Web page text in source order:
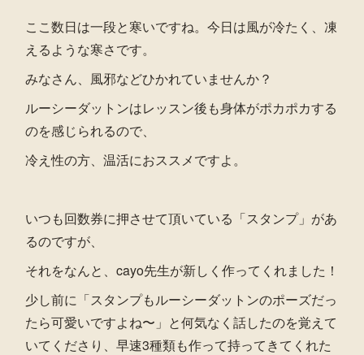
ここ数日は一段と寒いですね。今日は風が冷たく、凍
えるような寒さです。
みなさん、風邪などひかれていませんか？
ルーシーダットンはレッスン後も身体がポカポカする
のを感じられるので、
冷え性の方、温活におススメですよ。
いつも回数券に押させて頂いている「スタンプ」があ
るのですが、
それをなんと、cayo先生が新しく作ってくれました！
少し前に「スタンプもルーシーダットンのポーズだっ
たら可愛いですよね〜」と何気なく話したのを覚えて
いてくださり、早速3種類も作って持ってきてくれた